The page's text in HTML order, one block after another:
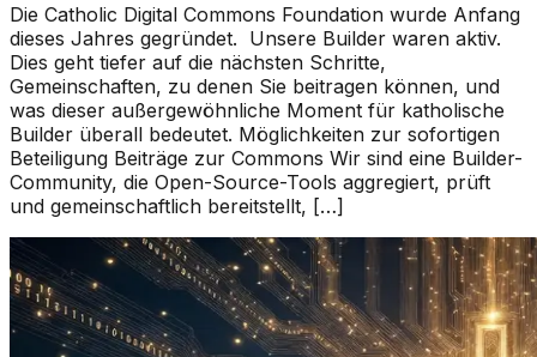
Die Catholic Digital Commons Foundation wurde Anfang
dieses Jahres gegründet. Unsere Builder waren aktiv.
Dies geht tiefer auf die nächsten Schritte,
Gemeinschaften, zu denen Sie beitragen können, und
was dieser außergewöhnliche Moment für katholische
Builder überall bedeutet. Möglichkeiten zur sofortigen
Beteiligung Beiträge zur Commons Wir sind eine Builder-
Community, die Open-Source-Tools aggregiert, prüft
und gemeinschaftlich bereitstellt, […]